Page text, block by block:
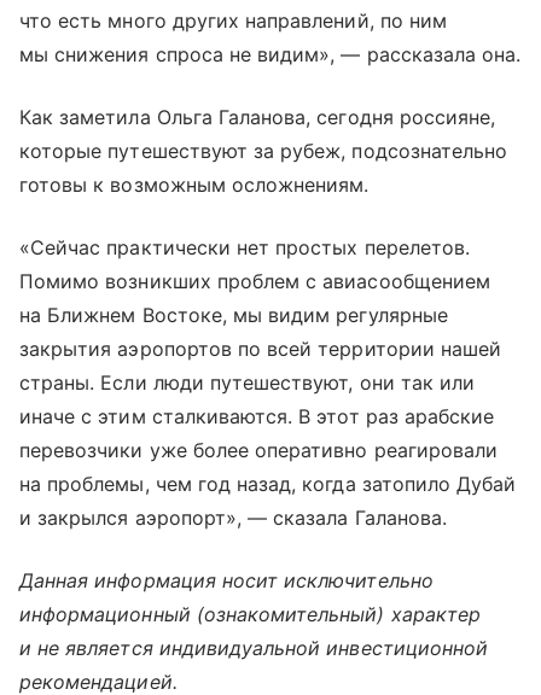
что есть много других направлений, по ним
мы снижения спроса не видим», — рассказала она.
Как заметила Ольга Галанова, сегодня россияне,
которые путешествуют за рубеж, подсознательно
готовы к возможным осложнениям.
«Сейчас практически нет простых перелетов.
Помимо возникших проблем с авиасообщением
на Ближнем Востоке, мы видим регулярные
закрытия аэропортов по всей территории нашей
страны. Если люди путешествуют, они так или
иначе с этим сталкиваются. В этот раз арабские
перевозчики уже более оперативно реагировали
на проблемы, чем год назад, когда затопило Дубай
и закрылся аэропорт», — сказала Галанова.
Данная информация носит исключительно
информационный (ознакомительный) характер
и не является индивидуальной инвестиционной
рекомендацией.